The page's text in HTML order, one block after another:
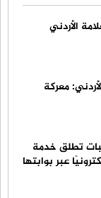
الأردني
معركة
تطلق خدمة
عبر بوابتها